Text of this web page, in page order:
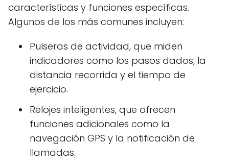
características y funciones específicas.
Algunos de los más comunes incluyen:
Pulseras de actividad, que miden
indicadores como los pasos dados, la
distancia recorrida y el tiempo de
ejercicio.
Relojes inteligentes, que ofrecen
funciones adicionales como la
navegación GPS y la notificación de
llamadas.